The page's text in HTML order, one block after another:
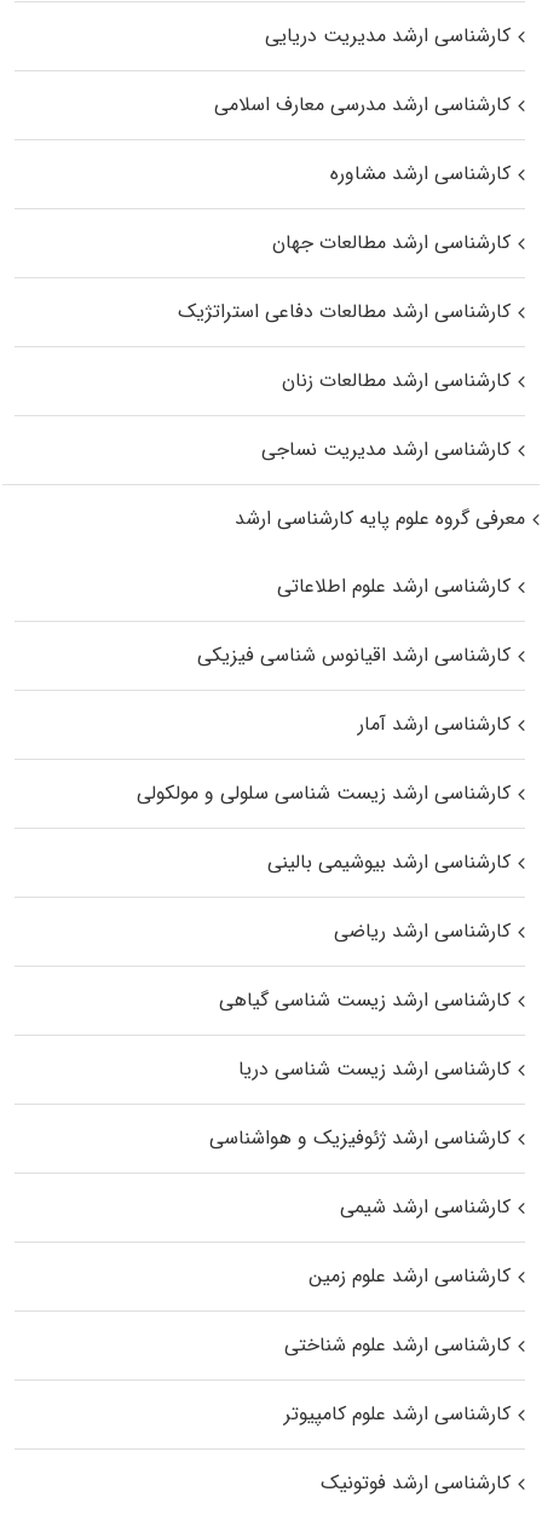
کارشناسی ارشد مدیریت دریایی
کارشناسی ارشد مدرسی معارف اسلامی
کارشناسی ارشد مشاوره
کارشناسی ارشد مطالعات جهان
کارشناسی ارشد مطالعات دفاعی استراتژیک
کارشناسی ارشد مطالعات زنان
کارشناسی ارشد مدیریت نساجی
معرفی گروه علوم پایه کارشناسی ارشد
کارشناسی ارشد علوم اطلاعاتی
کارشناسی ارشد اقیانوس‌ شناسی فیزیکی
کارشناسی ارشد آمار
کارشناسی ارشد زیست شناسی سلولی و مولکولی
کارشناسی ارشد بیوشیمی بالینی
کارشناسی ارشد ریاضی
کارشناسی ارشد زیست‌ شناسی گیاهی
کارشناسی ارشد زیست‌ شناسی دریا
کارشناسی ارشد ژئوفیزیک و هواشناسی
کارشناسی ارشد شیمی
کارشناسی ارشد علوم زمین
کارشناسی ارشد علوم شناختی
کارشناسی ارشد علوم کامپیوتر
کارشناسی ارشد فوتونیک